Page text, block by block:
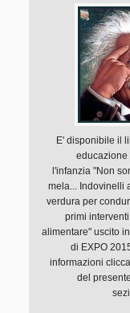
E' disponibile il
educazione
l'infanzia "Non
mela... Indovinelli
verdura per
primi
alimentare" uscito
di EXPO
informazioni
del